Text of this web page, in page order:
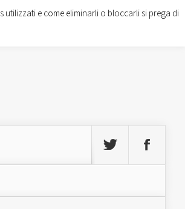
e come eliminarli o bloccarli si prega di